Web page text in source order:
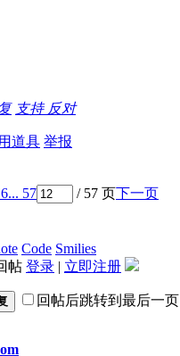
支持 反对
道具 举报
... 57 / 57 页下一页
Code Smilies
帖 登录 | 立即注册
回帖后跳转到最后一页